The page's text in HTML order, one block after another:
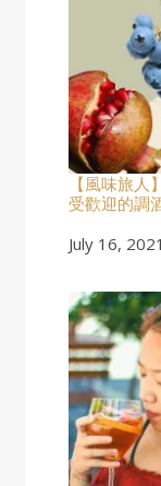
【風味旅
受歡迎的調
Date
July 16, 2021